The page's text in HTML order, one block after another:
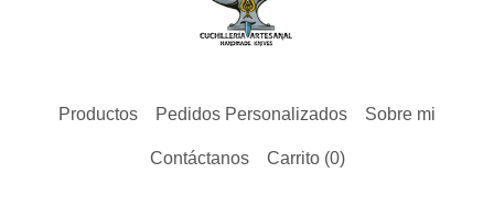
Productos Pedidos Personalizados Sobre mi
Contáctanos Carrito (0)